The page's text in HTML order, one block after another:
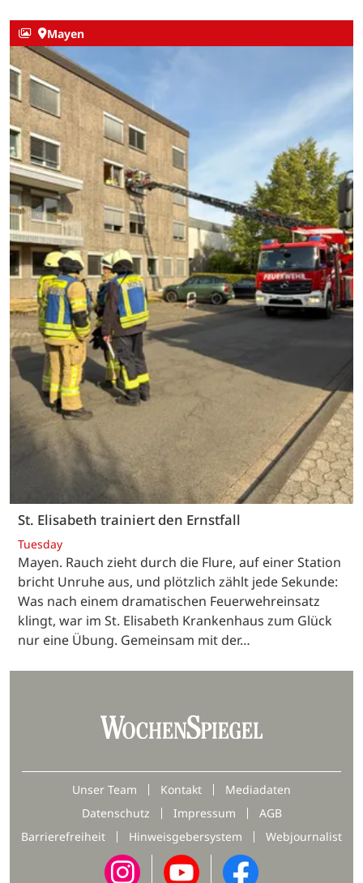
Mayen
St. Elisabeth trainiert den Ernstfall
Tuesday
Mayen. Rauch zieht durch die Flure, auf einer Station
bricht Unruhe aus, und plötzlich zählt jede Sekunde:
Was nach einem dramatischen Feuerwehreinsatz
klingt, war im St. Elisabeth Krankenhaus zum Glück
nur eine Übung. Gemeinsam mit der…
Unser Team Kontakt
Mediadaten
Datenschutz
Impressum
AGB
Barrierefreiheit
Hinweisgebersystem Webjournalist